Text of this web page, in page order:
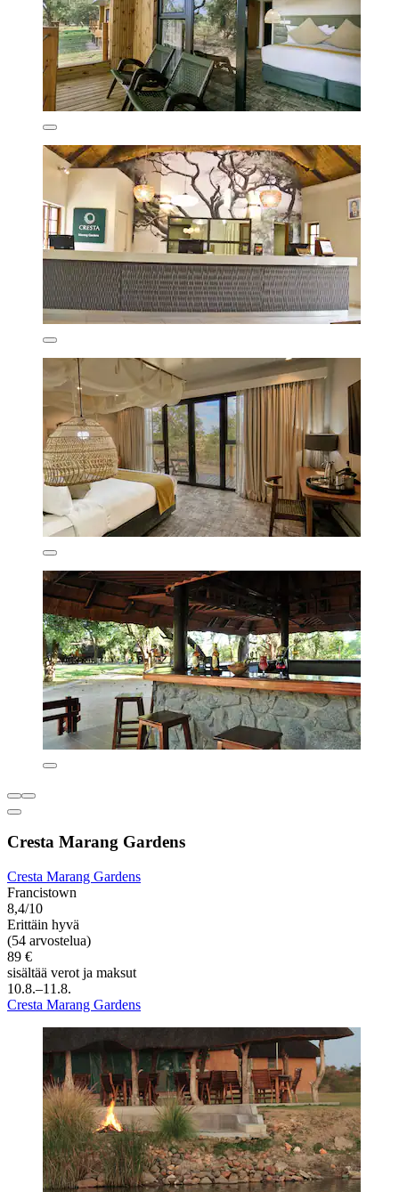
Cresta Marang Gardens
Cresta Marang Gardens
Francistown
8,4/10
Erittäin hyvä
(54 arvostelua)
89 €
sisältää verot ja maksut
10.8.–11.8.
Cresta Marang Gardens